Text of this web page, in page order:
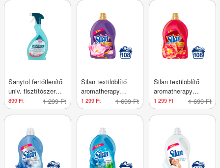
Sanytol fertőtlenítő
univ. tisztítószer
grapefr. ill. 500ml
899 Ft 1 299 Ft
Silan textilöblítő
aromatherapy
magic magnolia
108m. 2700ml
1 299 Ft 1 699 Ft
Silan textilöblítő
aromatherapy
sensual rose 108
mos. 2700ml
1 299 Ft 1 699 Ft